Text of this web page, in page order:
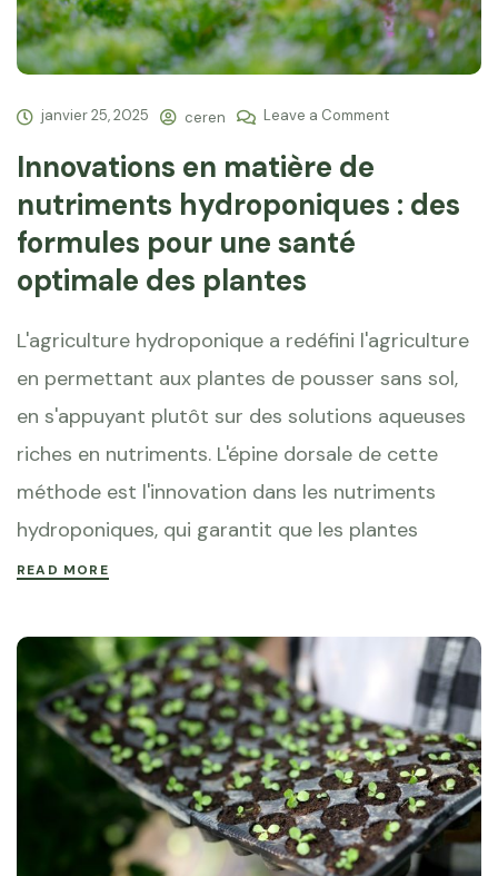
janvier 25, 2025 ceren Leave a Comment
Innovations en matière de
nutriments hydroponiques : des
formules pour une santé
optimale des plantes
L'agriculture hydroponique a redéfini l'agriculture
en permettant aux plantes de pousser sans sol,
en s'appuyant plutôt sur des solutions aqueuses
riches en nutriments. L'épine dorsale de cette
méthode est l'innovation dans les nutriments
hydroponiques, qui garantit que les plantes
READ MORE